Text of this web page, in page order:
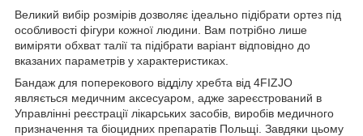
Великий вибір розмірів дозволяє ідеально підібрати ортез під
особливості фігури кожної людини. Вам потрібно лише
виміряти обхват талії та підібрати варіант відповідно до
вказаних параметрів у характеристиках.
Бандаж для поперекового відділу хребта від 4FIZJO
являється медичним аксесуаром, адже зареєстрований в
Управлінні реєстрації лікарських засобів, виробів медичного
призначення та біоцидних препаратів Польщі. Завдяки цьому